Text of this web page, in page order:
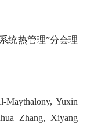
统热管理”分会理
Maythalony, Yuxin
Zhang, Xiyang